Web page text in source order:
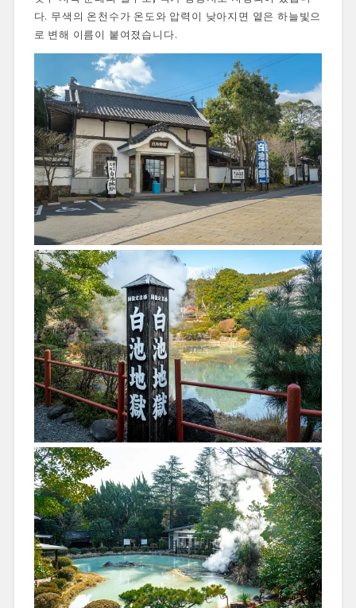
다. 무색의 온천수가 온도와 압력이 낮아지면 옅은 하늘빛으
로 변해 이름이 붙여졌습니다.